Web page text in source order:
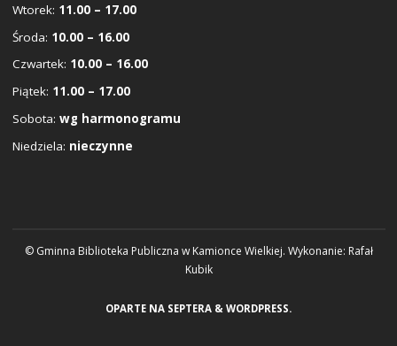
Wtorek: 11.00 – 17.00
Środa: 10.00 – 16.00
Czwartek: 10.00 – 16.00
Piątek: 11.00 – 17.00
Sobota: wg harmonogramu
Niedziela: nieczynne
© Gminna Biblioteka Publiczna w Kamionce Wielkiej. Wykonanie: Rafał
Kubik
OPARTE NA SEPTERA & WORDPRESS.